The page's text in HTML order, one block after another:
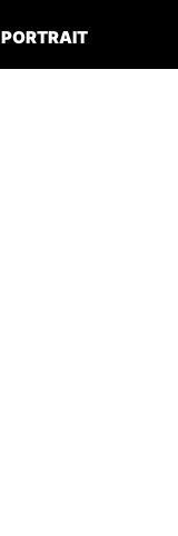
PORTRAIT